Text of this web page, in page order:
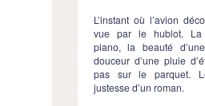
L’instant où l’avion
vue par le hublot. La
piano, la beauté
douceur d’une pluie
pas sur le parquet.
justesse d’un roman.